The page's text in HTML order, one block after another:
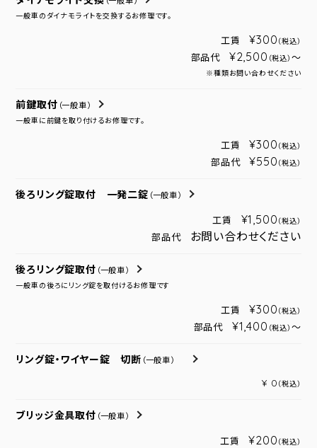
一般車のダイナモライトを交換するお修理です。
工賃 ¥300 （税込）
部品代 ¥2,500 （税込） ～
※種類お問い合わせください
前鍵取付 （一般車）
一般車に前鍵を取り付けるお修理です。
工賃 ¥300 （税込）
部品代 ¥550 （税込）
後ろリング錠取付 一発二錠 （一般車）
工賃 ¥1,500 （税込）
部品代 お問い合わせください
後ろリング錠取付 （一般車）
一般車の後ろにリング錠を取付けるお修理です
工賃 ¥300 （税込）
部品代 ¥1,400 （税込） ～
リング錠・ワイヤー錠 切断 （一般車）
¥ 0 （税込）
ブリッジ金具取付 （一般車）
工賃 ¥200 （税込）